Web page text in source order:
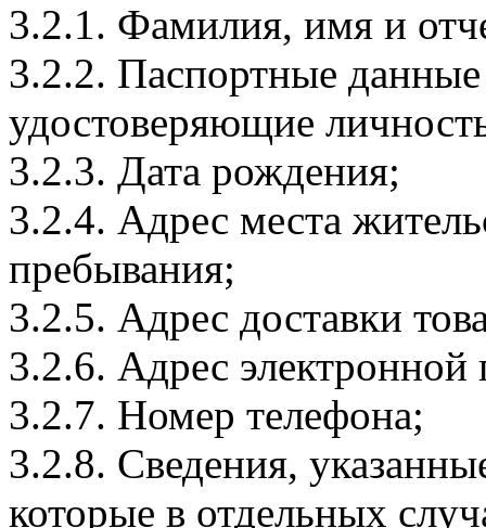
3.2.1. Фамилия, имя и
3.2.2. Паспортные
удостоверяющие
3.2.3. Дата рождения;
3.2.4. Адрес места
пребывания;
3.2.5. Адрес доставки
3.2.6. Адрес электронной
3.2.7. Номер телефона;
3.2.8. Сведения,
которые в отдельных